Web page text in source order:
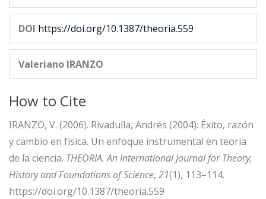
DOI https://doi.org/10.1387/theoria.559
Valeriano IRANZO
How to Cite
IRANZO, V. (2006). Rivadulla, Andrés (2004): Éxito, razón
y cambio en física. Un enfoque instrumental en teoría
de la ciencia. THEORIA. An International Journal for Theory,
History and Foundations of Science, 21(1), 113–114.
https://doi.org/10.1387/theoria.559